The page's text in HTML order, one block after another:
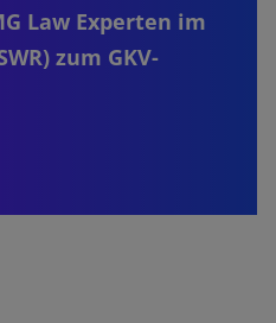
Law Experten im
zum GKV-